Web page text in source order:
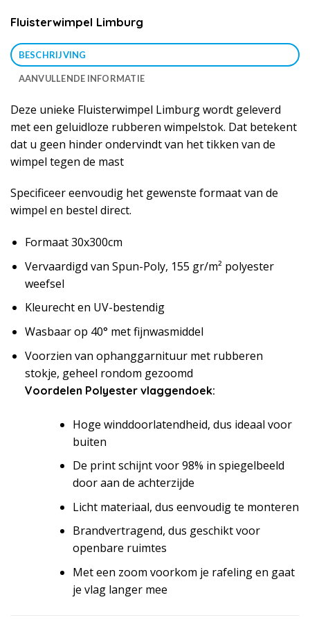
Fluisterwimpel Limburg
BESCHRIJVING
AANVULLENDE INFORMATIE
Deze unieke Fluisterwimpel Limburg wordt geleverd
met een geluidloze rubberen wimpelstok. Dat betekent
dat u geen hinder ondervindt van het tikken van de
wimpel tegen de mast
Specificeer eenvoudig het gewenste formaat van de
wimpel en bestel direct.
Formaat 30x300cm
Vervaardigd van Spun-Poly, 155 gr/m² polyester
weefsel
Kleurecht en UV-bestendig
Wasbaar op 40° met fijnwasmiddel
Voorzien van ophanggarnituur met rubberen
stokje, geheel rondom gezoomd
Voordelen Polyester vlaggendoek:
Hoge winddoorlatendheid, dus ideaal voor
buiten
De print schijnt voor 98% in spiegelbeeld
door aan de achterzijde
Licht materiaal, dus eenvoudig te monteren
Brandvertragend, dus geschikt voor
openbare ruimtes
Met een zoom voorkom je rafeling en gaat
je vlag langer mee